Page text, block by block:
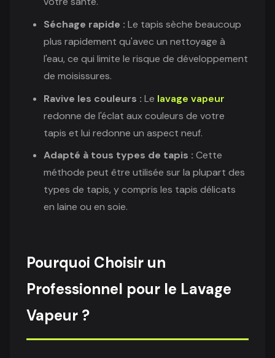
Séchage rapide : Le tapis sèche beaucoup
plus rapidement qu'avec un nettoyage à
l'eau, ce qui limite le risque de développement
de moisissures.
Ravive les couleurs : Le lavage vapeur
redonne de l'éclat aux couleurs de votre
tapis et lui redonne un aspect neuf.
Adapté à tous types de tapis : Cette
méthode peut être utilisée sur la plupart des
types de tapis, y compris les tapis délicats
en laine ou en soie.
Pourquoi Choisir un
Professionnel pour le Lavage
Vapeur ?